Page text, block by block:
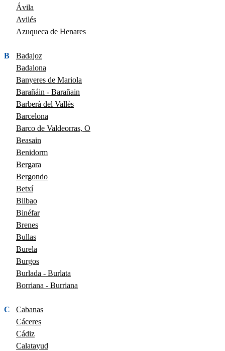
Ávila
Avilés
Azuqueca de Henares
B
Badajoz
Badalona
Banyeres de Mariola
Barañáin - Barañain
Barberà del Vallès
Barcelona
Barco de Valdeorras, O
Beasain
Benidorm
Bergara
Bergondo
Betxí
Bilbao
Binéfar
Brenes
Bullas
Burela
Burgos
Burlada - Burlata
Borriana - Burriana
C
Cabanas
Cáceres
Cádiz
Calatayud